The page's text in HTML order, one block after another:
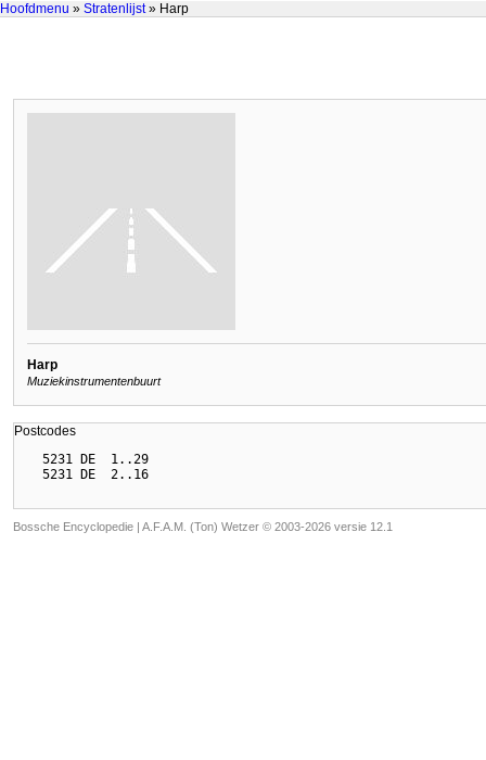
Hoofdmenu » Stratenlijst» Harp
Harp
Muziekinstrumentenbuurt
Postcodes
  5231 DE  1..29
Bossche Encyclopedie | A.F.A.M. (Ton) Wetzer © 2003-2026 versie 12.1